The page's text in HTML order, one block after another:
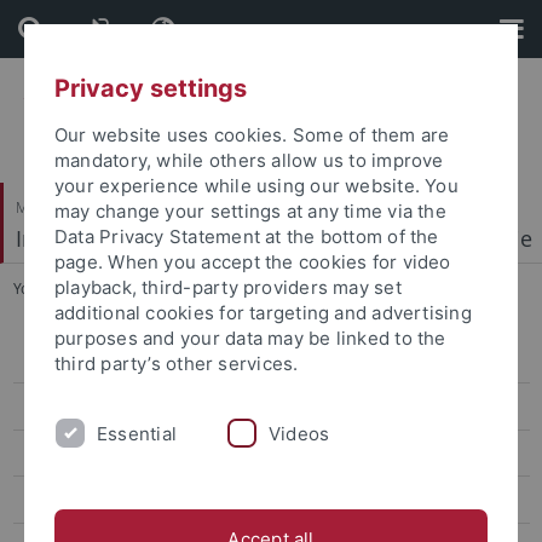
Skip
to
content
Skip
to
footer
Mathematisch-Naturwissenschaftliche Fakultät
Institut für Physikalische und Theoretische Chemie
You are here: Startseite ... AG Huhn
Arbeitskreis
Publikationen
Privacy settings
Our website uses cookies. Some of them are
mandatory, while others allow us to improve
your experience while using our website. You
may change your settings at any time via the
Data Privacy Statement at the bottom of the
page. When you accept the cookies for video
playback, third-party providers may set
additional cookies for targeting and advertising
purposes and your data may be linked to the
third party’s other services.
Essential Videos